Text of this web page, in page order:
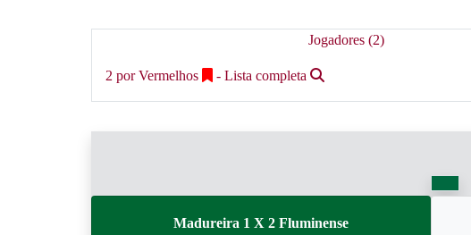
Jogadores (2)
2 por Vermelhos - Lista completa
Madureira 1 X 2 Fluminense